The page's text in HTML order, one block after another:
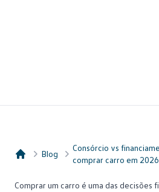
Consórcio Embracon
Blog
Consórcio vs
comprar carro em
Comprar um carro é uma das decisões